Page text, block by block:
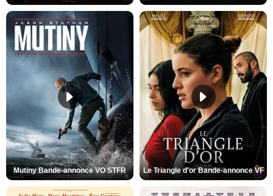
Mutiny Bande-annonce VO STFR Le Triangle d'or Bande-annonce VF